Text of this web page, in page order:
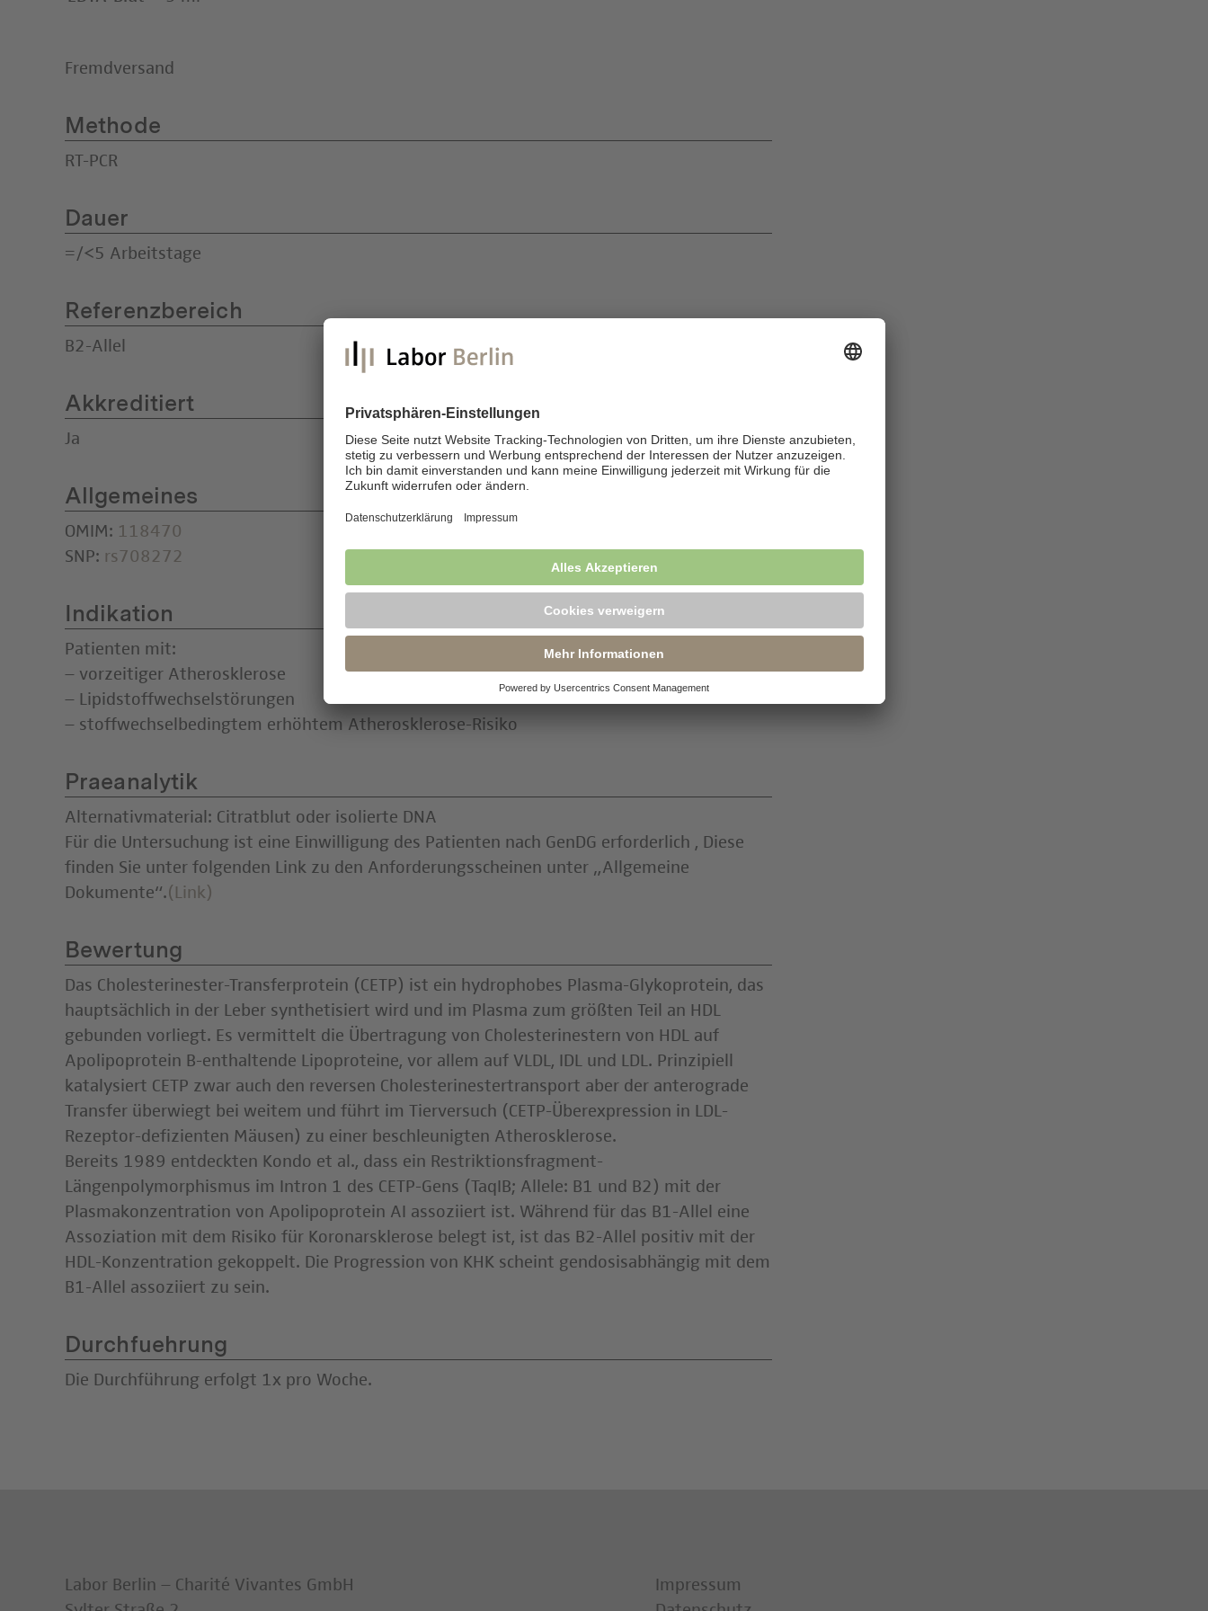
Fremdversand
Methode
RT-PCR
Dauer
=/<5 Arbeitstage
Referenzbereich
B2-Allel
Akkreditiert
Ja
Allgemeines
OMIM: 118470
SNP: rs708272
Indikation
Patienten mit:
– vorzeitiger Atherosklerose
– Lipidstoffwechselstörungen
– stoffwechselbedingtem erhöhtem Atherosklerose-Risiko
Praeanalytik
Alternativmaterial: Citratblut oder isolierte DNA
Für die Untersuchung ist eine Einwilligung des Patienten nach GenDG erforderlich , Diese
finden Sie unter folgenden Link zu den Anforderungsscheinen unter „Allgemeine
Dokumente“.(Link)
Bewertung
Das Cholesterinester-Transferprotein (CETP) ist ein hydrophobes Plasma-Glykoprotein, das
hauptsächlich in der Leber synthetisiert wird und im Plasma zum größten Teil an HDL
gebunden vorliegt. Es vermittelt die Übertragung von Cholesterinestern von HDL auf
Apolipoprotein B-enthaltende Lipoproteine, vor allem auf VLDL, IDL und LDL. Prinzipiell
katalysiert CETP zwar auch den reversen Cholesterinestertransport aber der anterograde
Transfer überwiegt bei weitem und führt im Tierversuch (CETP-Überexpression in LDL-
Rezeptor-defizienten Mäusen) zu einer beschleunigten Atherosklerose.
Bereits 1989 entdeckten Kondo et al., dass ein Restriktionsfragment-
Längenpolymorphismus im Intron 1 des CETP-Gens (TaqIB; Allele: B1 und B2) mit der
Plasmakonzentration von Apolipoprotein AI assoziiert ist. Während für das B1-Allel eine
Assoziation mit dem Risiko für Koronarsklerose belegt ist, ist das B2-Allel positiv mit der
HDL-Konzentration gekoppelt. Die Progression von KHK scheint gendosisabhängig mit dem
B1-Allel assoziiert zu sein.
Durchfuehrung
Die Durchführung erfolgt 1x pro Woche.
Labor Berlin – Charité Vivantes GmbH
Impressum